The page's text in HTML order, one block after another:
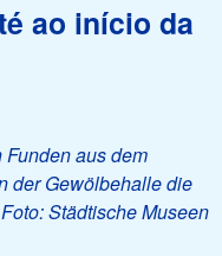
ao início da
aus dem
der Gewölbehalle die
Städtische Museen